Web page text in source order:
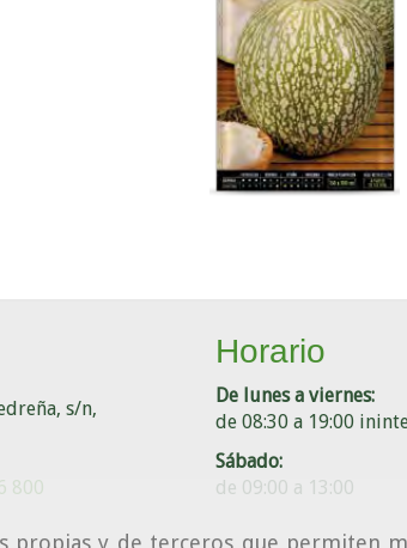
propias y de terceros que permiten
s/n,
800
Horario
De lunes a viernes:
de 08:30 a 19:00
Sábado:
de 09:00 a 13:00